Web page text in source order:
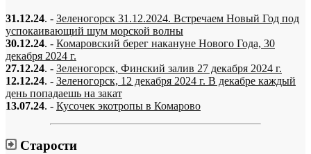
31.12.24. - Зеленогорск 31.12.2024. Встречаем Новый Год под
успокаивающий шум морской волны
30.12.24. - Комаровский берег накануне Нового Года, 30
декабря 2024 г.
27.12.24. - Зеленогорск, Финский залив 27 декабря 2024 г.
12.12.24. - Зеленогорск, 12 декабря 2024 г. В декабре каждый
день попадаешь на закат
13.07.24. - Кусочек экотропы в Комарово
Старости